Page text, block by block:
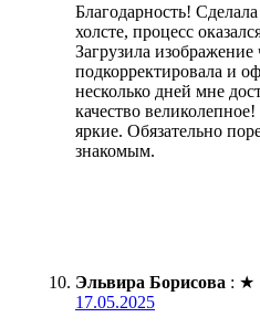
Благодарность!
холсте, процесс
Загрузила изображение
подкорректировала и
несколько дней мне
качество
яркие. Обязательно
знакомым.
Эльвира Борисова : ★
17.05.2025